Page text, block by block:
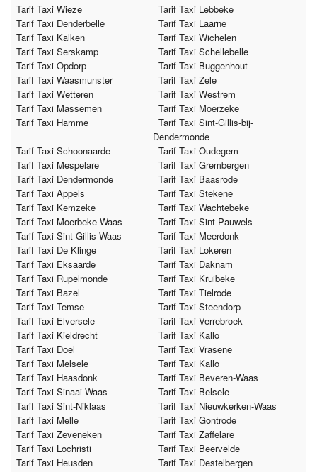
Tarif Taxi Wieze
Tarif Taxi Lebbeke
Tarif Taxi Denderbelle
Tarif Taxi Laarne
Tarif Taxi Kalken
Tarif Taxi Wichelen
Tarif Taxi Serskamp
Tarif Taxi Schellebelle
Tarif Taxi Opdorp
Tarif Taxi Buggenhout
Tarif Taxi Waasmunster
Tarif Taxi Zele
Tarif Taxi Wetteren
Tarif Taxi Westrem
Tarif Taxi Massemen
Tarif Taxi Moerzeke
Tarif Taxi Hamme
Tarif Taxi Sint-Gillis-bij-
Dendermonde
Tarif Taxi Schoonaarde
Tarif Taxi Oudegem
Tarif Taxi Mespelare
Tarif Taxi Grembergen
Tarif Taxi Dendermonde
Tarif Taxi Baasrode
Tarif Taxi Appels
Tarif Taxi Stekene
Tarif Taxi Kemzeke
Tarif Taxi Wachtebeke
Tarif Taxi Moerbeke-Waas
Tarif Taxi Sint-Pauwels
Tarif Taxi Sint-Gillis-Waas
Tarif Taxi Meerdonk
Tarif Taxi De Klinge
Tarif Taxi Lokeren
Tarif Taxi Eksaarde
Tarif Taxi Daknam
Tarif Taxi Rupelmonde
Tarif Taxi Kruibeke
Tarif Taxi Bazel
Tarif Taxi Tielrode
Tarif Taxi Temse
Tarif Taxi Steendorp
Tarif Taxi Elversele
Tarif Taxi Verrebroek
Tarif Taxi Kieldrecht
Tarif Taxi Kallo
Tarif Taxi Doel
Tarif Taxi Vrasene
Tarif Taxi Melsele
Tarif Taxi Kallo
Tarif Taxi Haasdonk
Tarif Taxi Beveren-Waas
Tarif Taxi Sinaai-Waas
Tarif Taxi Belsele
Tarif Taxi Sint-Niklaas
Tarif Taxi Nieuwkerken-Waas
Tarif Taxi Melle
Tarif Taxi Gontrode
Tarif Taxi Zeveneken
Tarif Taxi Zaffelare
Tarif Taxi Lochristi
Tarif Taxi Beervelde
Tarif Taxi Heusden
Tarif Taxi Destelbergen